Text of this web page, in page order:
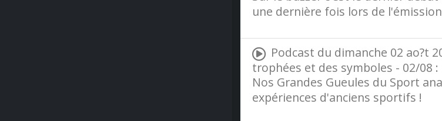
une dernière fois lors de
Podcast du dimanche 02 ao?t
trophées et des symboles - 02/08 :
Nos Grandes Gueules du Sport
expériences d'anciens sportifs !